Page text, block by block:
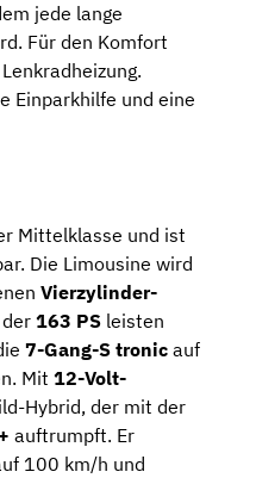
jede lange
Für den Komfort
Einparkhilfe und eine
Mittelklasse und ist
Die Limousine wird
Vierzylinder-
163 PS leisten
7-Gang-S tronic auf
Mit 12-Volt-
Hybrid, der mit der
auftrumpft. Er
100 km/h und